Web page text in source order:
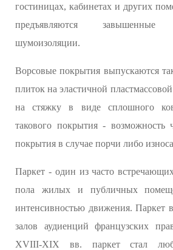
гостиницах, кабинетах и других
предъявляются
шумоизоляции.
Ворсовые покрытия выпускаются
плиток на эластичной
на стяжку в виде сплошного
такового покрытия - возможность
покрытия в случае порчи либо
Паркет - один из часто
пола жилых и публичных
интенсивностью движения. Паркет
залов аудиенций французских
XVIII-XIX вв. паркет стал